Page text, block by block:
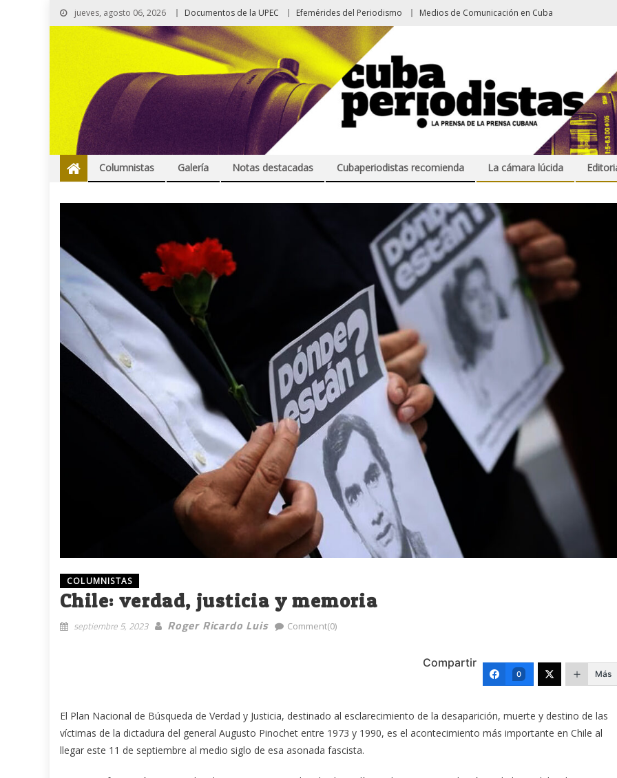
jueves, agosto 06, 2026 Documentos de la UPEC Efemérides del Periodismo Medios de Comunicación en Cuba
Columnistas Galería Notas destacadas Cubaperiodistas recomienda La cámara lúcida
COLUMNISTAS
Chile: verdad, justicia y memoria
septiembre 5, 2023 Roger Ricardo Luis Comment(0)
Compartir
0 Más
El Plan Nacional de Búsqueda de Verdad y Justicia, destinado al esclarecimiento de la desaparición, muerte y destino de las
víctimas de la dictadura del general Augusto Pinochet entre 1973 y 1990, es el acontecimiento más importante en Chile al
llegar este 11 de septiembre al medio siglo de esa asonada fascista.